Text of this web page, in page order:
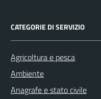
CATEGORIE DI SERVIZIO
Agricoltura e pesca
Ambiente
Anagrafe e stato civile